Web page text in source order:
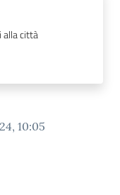
alla città
10:05